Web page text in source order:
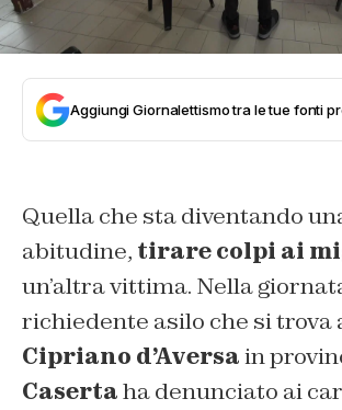
Aggiungi Giornalettismo tra le tue fonti
Quella che sta diventando
abitudine, tirare colpi ai
un’altra vittima. Nella
richiedente asilo che si trova
Cipriano d’Aversain
Casertaha denunciato ai